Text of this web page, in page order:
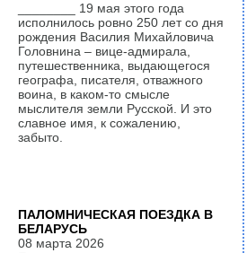
________ 19 мая этого года
исполнилось ровно 250 лет со дня
рождения Василия Михайловича
Головнина – вице-адмирала,
путешественника, выдающегося
географа, писателя, отважного
воина, в каком-то смысле
мыслителя земли Русской. И это
славное имя, к сожалению,
забыто.
ПАЛОМНИЧЕСКАЯ ПОЕЗДКА В
БЕЛАРУСЬ
08 марта 2026